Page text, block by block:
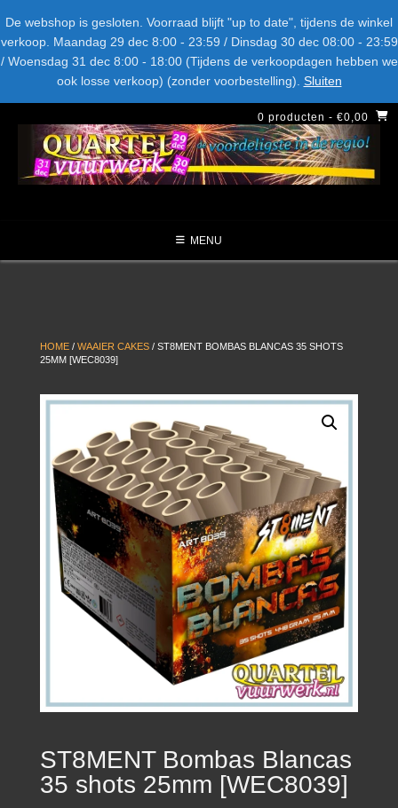
De webshop is gesloten. Voorraad blijft "up to date", tijdens de winkel
verkoop. Maandag 29 dec 8:00 - 23:59 / Dinsdag 30 dec 08:00 - 23:59
/ Woensdag 31 dec 8:00 - 18:00 (Tijdens de verkoopdagen hebben we
ook losse verkoop) (zonder voorbestelling). Sluiten
naar
inhoud
LEVERANCIERS TYPE AANBIEDINGEN CATEGORIE
NIEUW DIT JAAR
MENU
0 producten - €0,00
HOME / WAAIER CAKES / ST8MENT BOMBAS BLANCAS 35 SHOTS
25MM [WEC8039]
ST8MENT Bombas Blancas
35 shots 25mm [WEC8039]